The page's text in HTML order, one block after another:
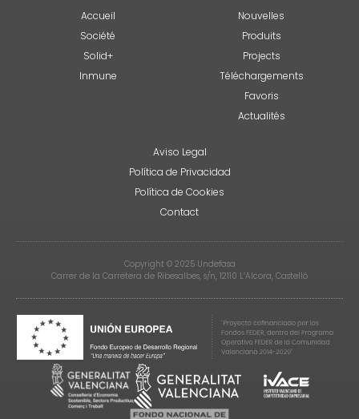
Accueil
Société
Solid+
Inmune
Nouvelles
Produits
Projects
Téléchargements
Favoris
Actualités
Aviso Legal
Política de Privacidad
Política de Cookies
Contact
Copyright © 2025 Undefasa
Carrer de la Carretera de Ribesalbes, s/n, 12110 L’Alcora, Castelló